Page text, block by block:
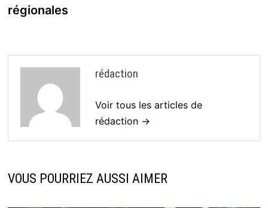
régionales
rédaction
Voir tous les articles de
rédaction →
VOUS POURRIEZ AUSSI AIMER